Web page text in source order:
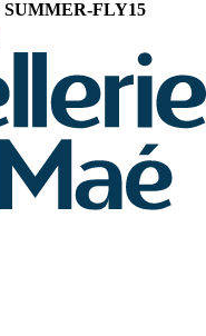
SUMMER-FLY15